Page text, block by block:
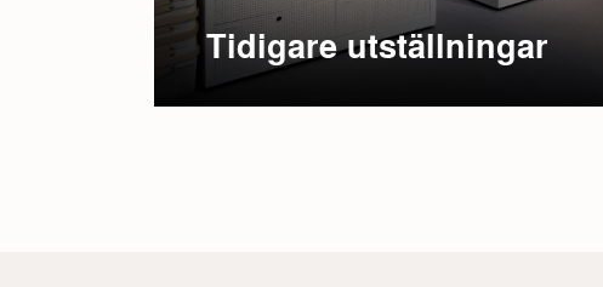
Tidigare utställningar